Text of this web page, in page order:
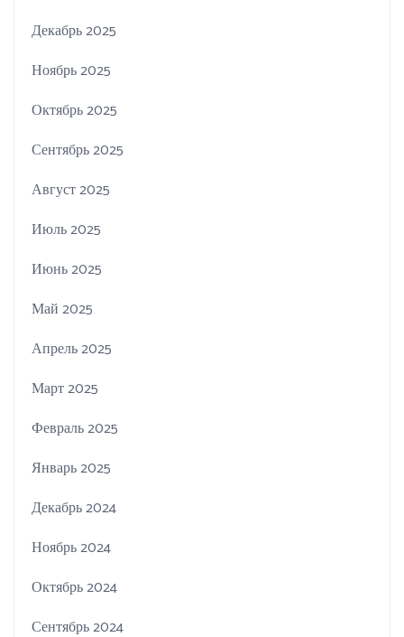
Декабрь 2025
Ноябрь 2025
Октябрь 2025
Сентябрь 2025
Август 2025
Июль 2025
Июнь 2025
Май 2025
Апрель 2025
Март 2025
Февраль 2025
Январь 2025
Декабрь 2024
Ноябрь 2024
Октябрь 2024
Сентябрь 2024